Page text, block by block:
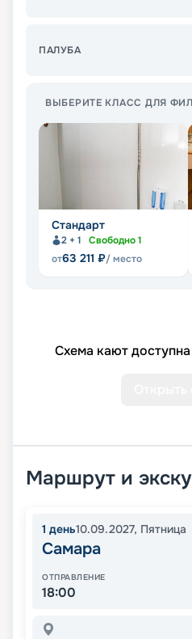
ПАЛУБА
ВЫБЕРИТЕ КЛАСС ДЛЯ
Стандарт
2 + 1 Свободно1
от63 211 ₽/ место
Схема кают
Маршрут и
1 день10.09.2027, Пятница
Самара
ОТПРАВЛЕНИЕ
18:00